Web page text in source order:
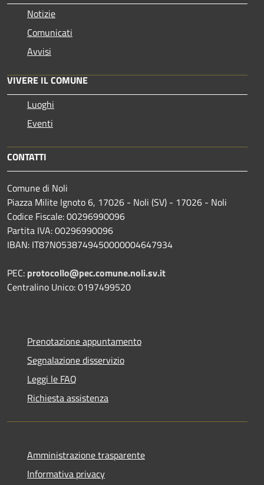
Notizie
Comunicati
Avvisi
VIVERE IL COMUNE
Luoghi
Eventi
CONTATTI
Comune di Noli
Piazza Milite Ignoto 6, 17026 - Noli (SV) - 17026 - Noli
Codice Fiscale: 00296990096
Partita IVA: 00296990096
IBAN: IT87N0538749450000004647934
PEC: protocollo@pec.comune.noli.sv.it
Centralino Unico: 0197499520
Prenotazione appuntamento
Segnalazione disservizio
Leggi le FAQ
Richiesta assistenza
Amministrazione trasparente
Informativa privacy